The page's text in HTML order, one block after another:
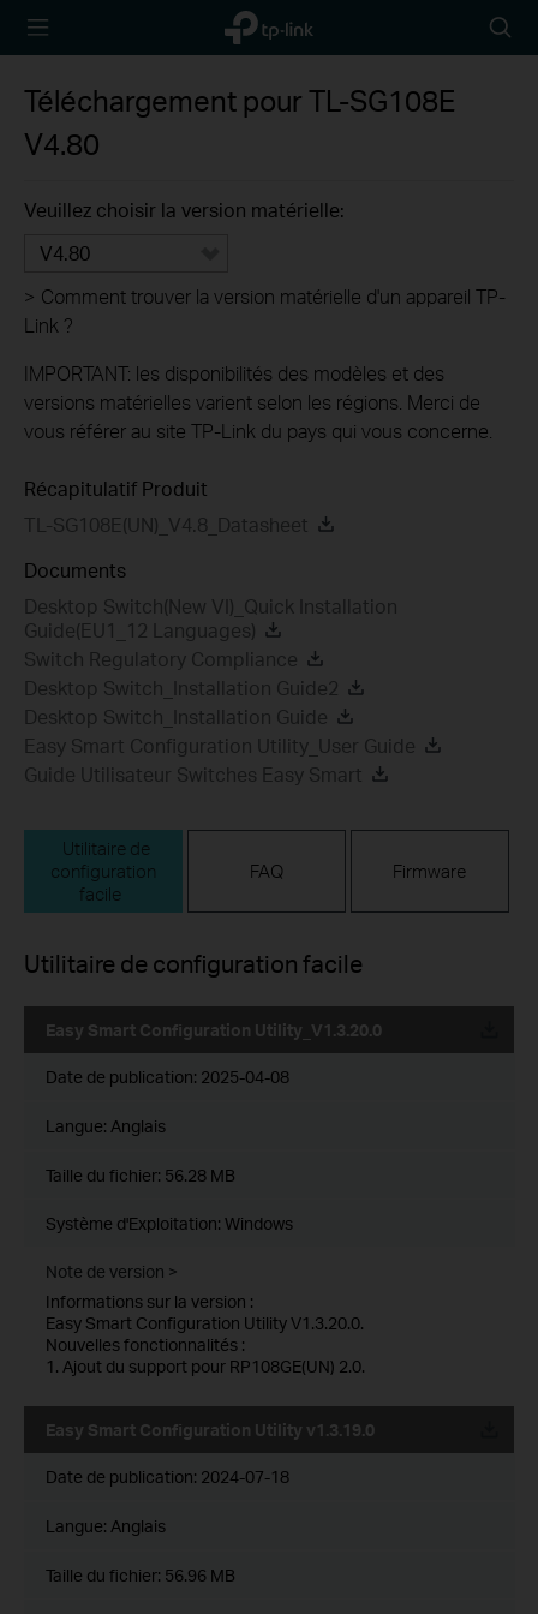
TP-Link,
Reliably
icon
Téléchargement pourTL-SG108E
V4.80
Veuillez choisir la version matérielle:
V4.80
> Comment trouver la version matérielle d'un appareil TP-
Link ?
IMPORTANT: les disponibilités des modèles et des
versions matérielles varient selon les régions. Merci de
vous référer au site TP-Link du pays qui vous concerne.
Récapitulatif Produit
TL-SG108E(UN)_V4.8_Datasheet
Documents
Desktop Switch(New VI)_Quick Installation
Guide(EU1_12 Languages)
Switch Regulatory Compliance
Desktop Switch_Installation Guide2
Desktop Switch_Installation Guide
Easy Smart Configuration Utility_User Guide
Guide Utilisateur Switches Easy Smart
Utilitaire de
configuration
facile
FAQ Firmware
Utilitaire de configuration facile
Easy Smart Configuration Utility_V1.3.20.0
Date de publication: 2025-04-08
Langue: Anglais
Taille du fichier: 56.28 MB
Système d'Exploitation: Windows
Note de version >
Informations sur la version :
Easy Smart Configuration Utility V1.3.20.0.
Nouvelles fonctionnalités :
1. Ajout du support pour RP108GE(UN) 2.0.
Easy Smart Configuration Utility v1.3.19.0
Date de publication: 2024-07-18
Langue: Anglais
Taille du fichier: 56.96 MB